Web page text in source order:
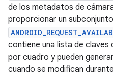
de los metadatos de
proporcionar un
contiene una lista de claves
por cuadro y pueden
cuando se modifican